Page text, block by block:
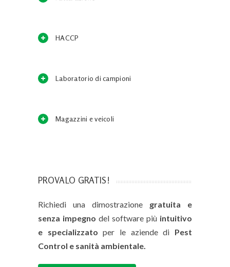
HACCP
Laboratorio di campioni
Magazzini e veicoli
PROVALO GRATIS!
Richiedi una dimostrazione gratuita e
senza impegno del software più intuitivo
e specializzato per le aziende di Pest
Control e sanità ambientale.